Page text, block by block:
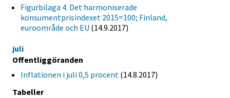
Figurbilaga 4. Det harmoniserade
konsumentprisindexet 2015=100; Finland,
euroområde och EU (14.9.2017)
juli
Offentliggöranden
Inflationen i juli 0,5 procent (14.8.2017)
Tabeller